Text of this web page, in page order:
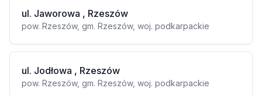
ul. Jaworowa , Rzeszów
pow. Rzeszów, gm. Rzeszów, woj. podkarpackie
ul. Jodłowa , Rzeszów
pow. Rzeszów, gm. Rzeszów, woj. podkarpackie